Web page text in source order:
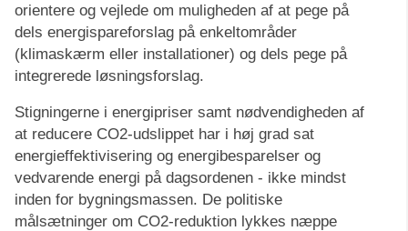
orientere og vejlede om muligheden af at pege på
dels energispareforslag på enkeltområder
(klimaskærm eller installationer) og dels pege på
integrerede løsningsforslag.
Stigningerne i energipriser samt nødvendigheden af
at reducere CO2-udslippet har i høj grad sat
energieffektivisering og energibesparelser og
vedvarende energi på dagsordenen - ikke mindst
inden for bygningsmassen. De politiske
målsætninger om CO2-reduktion lykkes næppe